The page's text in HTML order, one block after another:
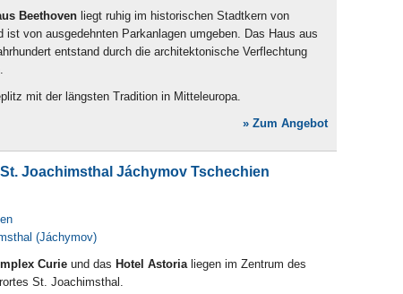
Beethoven liegt ruhig im historischen Stadtkern von
ist von ausgedehnten Parkanlagen umgeben. Das Haus aus
entstand durch die architektonische Verflechtung
mit der längsten Tradition in Mitteleuropa.
» Zum Angebot
Joachimsthal Jáchymov Tschechien
(Jáchymov)
Curie und das Hotel Astoria liegen im Zentrum des
St. Joachimsthal.